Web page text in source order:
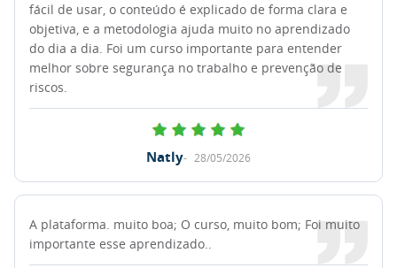
fácil de usar, o conteúdo é explicado de forma clara e
objetiva, e a metodologia ajuda muito no aprendizado
do dia a dia. Foi um curso importante para entender
melhor sobre segurança no trabalho e prevenção de
riscos.
Natly 28/05/2026
A plataforma. muito boa; O curso, muito bom; Foi muito
importante esse aprendizado..